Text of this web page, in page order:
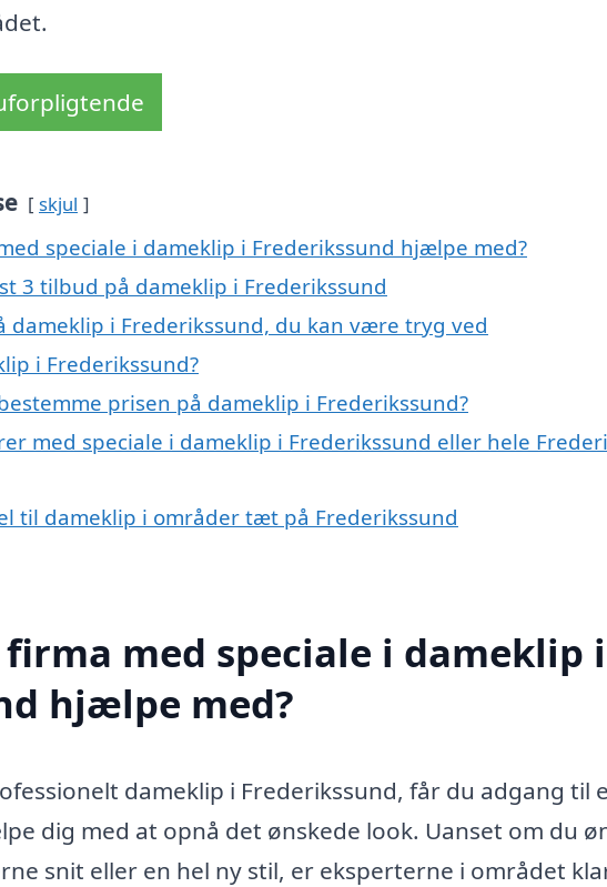
skjul
speciale i dameklip i Frederikssund hjælpe med?
3 tilbud på dameklip i Frederikssund
dameklip i Frederikssund, du kan være tryg ved
i Frederikssund?
prisen på dameklip i Frederikssund?
med speciale i dameklip i Frederikssund eller hele
til dameklip i områder tæt på Frederikssund
med speciale i dameklip i
hjælpe med?
dameklip i Frederikssund, får du adgang til
dig med at opnå det ønskede look. Uanset om du
snit eller en hel ny stil, er eksperterne i området